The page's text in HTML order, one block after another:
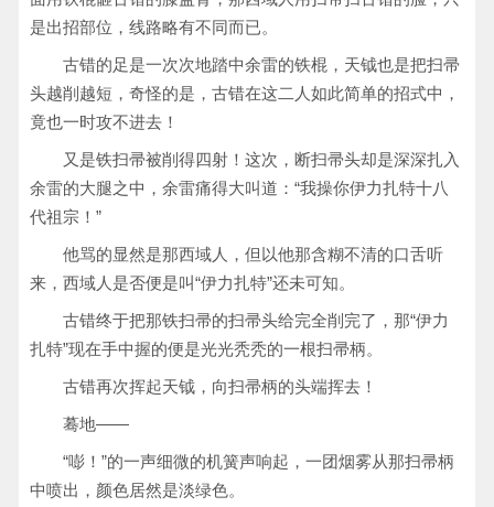
是出招部位，线路略有不同而已。
古错的足是一次次地踏中余雷的铁棍，天钺也是把扫帚
头越削越短，奇怪的是，古错在这二人如此简单的招式中，
竟也一时攻不进去！
又是铁扫帚被削得四射！这次，断扫帚头却是深深扎入
余雷的大腿之中，余雷痛得大叫道：“我操你伊力扎特十八
代祖宗！”
他骂的显然是那西域人，但以他那含糊不清的口舌听
来，西域人是否便是叫“伊力扎特”还未可知。
古错终于把那铁扫帚的扫帚头给完全削完了，那“伊力
扎特”现在手中握的便是光光秃秃的一根扫帚柄。
古错再次挥起天钺，向扫帚柄的头端挥去！
蓦地——
“嘭！”的一声细微的机簧声响起，一团烟雾从那扫帚柄
中喷出，颜色居然是淡绿色。